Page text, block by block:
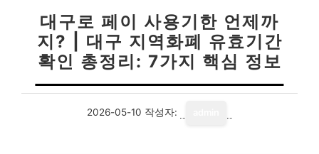
대구로 페이 사용기한 언제까
지? | 대구 지역화폐 유효기간
확인 총정리: 7가지 핵심 정보
2026-05-10 작성자: